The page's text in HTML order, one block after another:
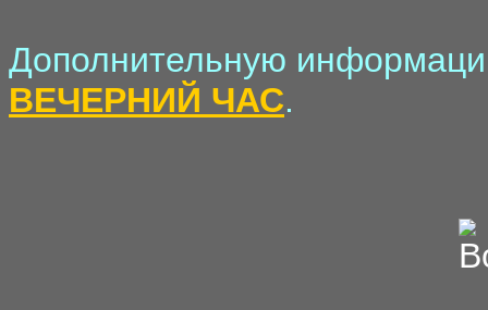
Дополнительную
ВЕЧЕРНИЙ ЧАС.